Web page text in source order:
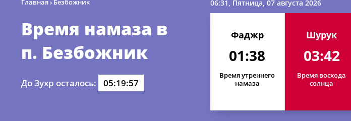
Главная› Безбожник
Время намаза в
п. Безбожник
До Зухр осталось: 05:19:57
06:31, Пятница, 07 августа 2026
Фаджр
01:38
Время утреннего
намаза
Шурук
03:42
Время восхода
солнца